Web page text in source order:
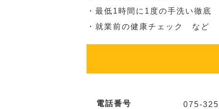
・最低1時間に1度の手洗い徹底
・就業前の健康チェック など
電話番号 075-